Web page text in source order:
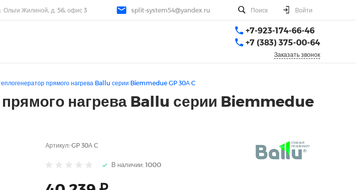
Ольги Жилиной, д. 56, офис 3 split-system54@yandex.ru Поиск Войти
+7-923-174-66-46
+7 (383) 375-00-64
Заказать звонок
прямого нагрева Ballu серии Biemmedue GP 30А C
нагрева Ballu серии Biemmedue
Артикул: GP 30А C
В наличии: 1000